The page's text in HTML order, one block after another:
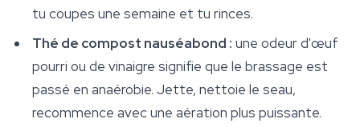
tu coupes une semaine et tu rinces.
Thé de compost nauséabond : une odeur d'œuf
pourri ou de vinaigre signifie que le brassage est
passé en anaérobie. Jette, nettoie le seau,
recommence avec une aération plus puissante.